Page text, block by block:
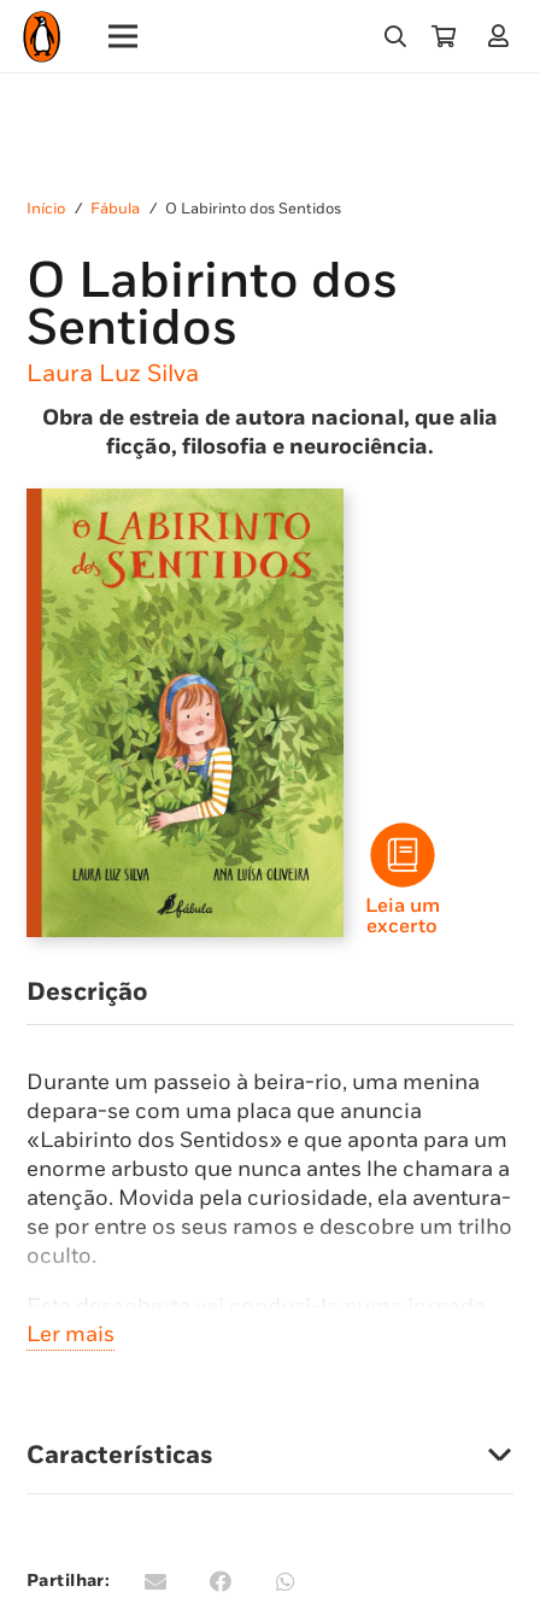
Início / Fábula / O Labirinto dos Sentidos
O Labirinto dos
Sentidos
Laura Luz Silva
Obra de estreia de autora nacional, que alia
ficção, filosofia e neurociência.
Leia um
excerto
Descrição
Durante um passeio à beira-rio, uma menina
depara-se com uma placa que anuncia
«Labirinto dos Sentidos» e que aponta para um
enorme arbusto que nunca antes lhe chamara a
atenção. Movida pela curiosidade, ela aventura-
se por entre os seus ramos e descobre um trilho
oculto.
pelo misterioso labirinto que é a mente
ponderar sobre a realidade, as limitações dos
neurocientista Laura Luz Silva e ilustrado por
Ler mais
Características
Partilhar: